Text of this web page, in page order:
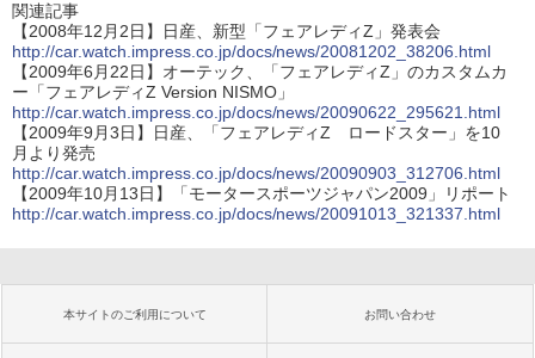
関連記事
【2008年12月2日】日産、新型「フェアレディZ」発表会
http://car.watch.impress.co.jp/docs/news/20081202_38206.html
【2009年6月22日】オーテック、「フェアレディZ」のカスタムカ
ー「フェアレディZ Version NISMO」
http://car.watch.impress.co.jp/docs/news/20090622_295621.html
【2009年9月3日】日産、「フェアレディZ ロードスター」を10
月より発売
http://car.watch.impress.co.jp/docs/news/20090903_312706.html
【2009年10月13日】「モータースポーツジャパン2009」リポート
http://car.watch.impress.co.jp/docs/news/20091013_321337.html
本サイトのご利用について お問い合わせ